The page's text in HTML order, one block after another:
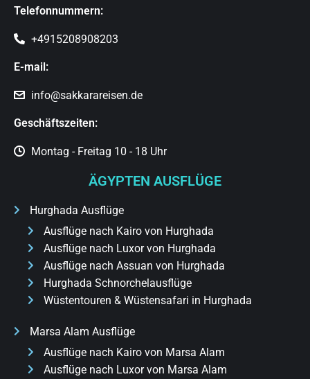
Telefonnummern:
+4915208908203
E-mail:
info@sakkarareisen.de
Geschäftszeiten:
Montag - Freitag 10 - 18 Uhr
ÄGYPTEN AUSFLÜGE
Hurghada Ausflüge
Ausflüge nach Kairo von Hurghada
Ausflüge nach Luxor von Hurghada
Ausflüge nach Assuan von Hurghada
Hurghada Schnorchelausflüge
Wüstentouren & Wüstensafari in Hurghada
Marsa Alam Ausflüge
Ausflüge nach Kairo von Marsa Alam
Ausflüge nach Luxor von Marsa Alam